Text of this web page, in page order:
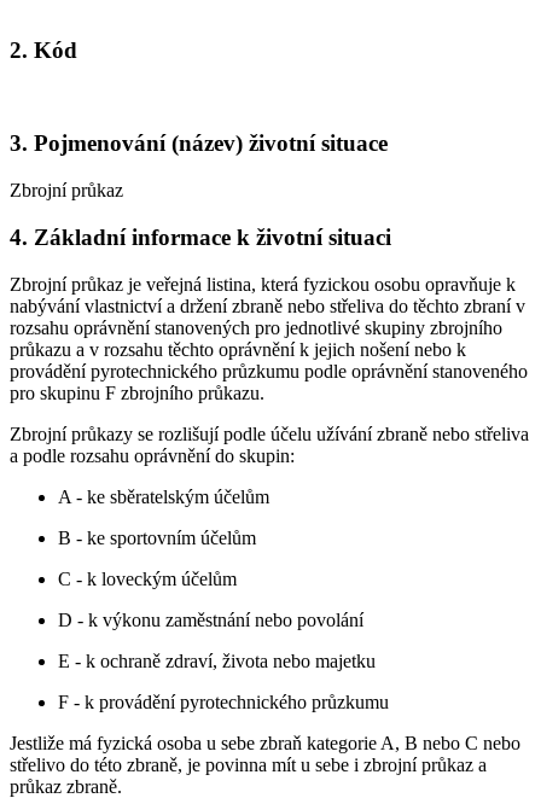
2. Kód
3. Pojmenování (název) životní situace
Zbrojní průkaz
4. Základní informace k životní situaci
Zbrojní průkaz je veřejná listina, která fyzickou osobu opravňuje k
nabývání vlastnictví a držení zbraně nebo střeliva do těchto zbraní v
rozsahu oprávnění stanovených pro jednotlivé skupiny zbrojního
průkazu a v rozsahu těchto oprávnění k jejich nošení nebo k
provádění pyrotechnického průzkumu podle oprávnění stanoveného
pro skupinu F zbrojního průkazu.
Zbrojní průkazy se rozlišují podle účelu užívání zbraně nebo střeliva
a podle rozsahu oprávnění do skupin:
A - ke sběratelským účelům
B - ke sportovním účelům
C - k loveckým účelům
D - k výkonu zaměstnání nebo povolání
E - k ochraně zdraví, života nebo majetku
F - k provádění pyrotechnického průzkumu
Jestliže má fyzická osoba u sebe zbraň kategorie A, B nebo C nebo
střelivo do této zbraně, je povinna mít u sebe i zbrojní průkaz a
průkaz zbraně.